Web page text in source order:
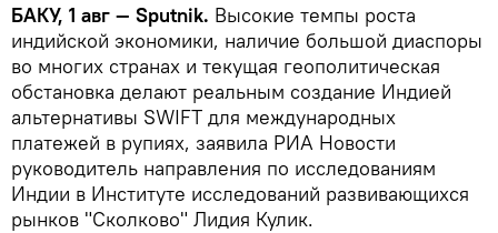
БАКУ, 1 авг — Sputnik. Высокие темпы роста
индийской экономики, наличие большой диаспоры
во многих странах и текущая геополитическая
обстановка делают реальным создание Индией
альтернативы SWIFT для международных
платежей в рупиях, заявила РИА Новости
руководитель направления по исследованиям
Индии в Институте исследований развивающихся
рынков "Сколково" Лидия Кулик.